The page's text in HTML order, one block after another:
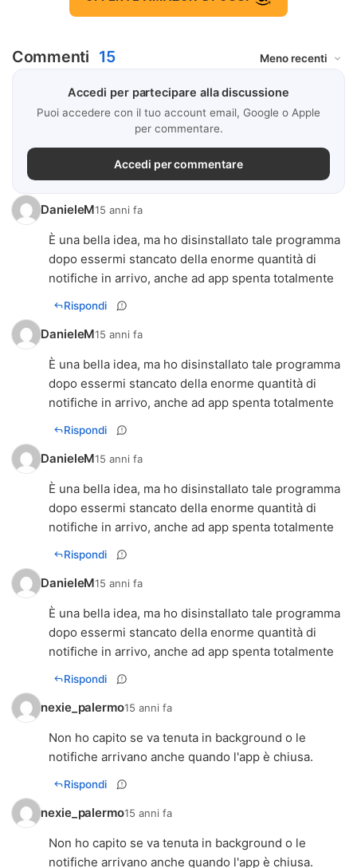
Commenti 15
Accedi per partecipare alla discussione
Puoi accedere con il tuo account email, Google o Apple
per commentare.
Accedi per commentare
DanieleM15 anni fa
È una bella idea, ma ho disinstallato tale programma
dopo essermi stancato della enorme quantità di
notifiche in arrivo, anche ad app spenta totalmente
Rispondi
DanieleM15 anni fa
È una bella idea, ma ho disinstallato tale programma
dopo essermi stancato della enorme quantità di
notifiche in arrivo, anche ad app spenta totalmente
Rispondi
DanieleM15 anni fa
È una bella idea, ma ho disinstallato tale programma
dopo essermi stancato della enorme quantità di
notifiche in arrivo, anche ad app spenta totalmente
Rispondi
DanieleM15 anni fa
È una bella idea, ma ho disinstallato tale programma
dopo essermi stancato della enorme quantità di
notifiche in arrivo, anche ad app spenta totalmente
Rispondi
nexie_palermo15 anni fa
Non ho capito se va tenuta in background o le
notifiche arrivano anche quando l'app è chiusa.
Rispondi
nexie_palermo15 anni fa
Non ho capito se va tenuta in background o le
notifiche arrivano anche quando l'app è chiusa.